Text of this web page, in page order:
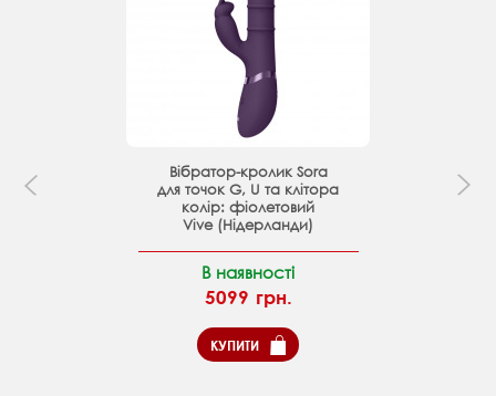
Вібратор-кролик Sora
для точок G, U та клітора
колір: фіолетовий
Vive (Нідерланди)
В наявності
5099 грн.
КУПИТИ